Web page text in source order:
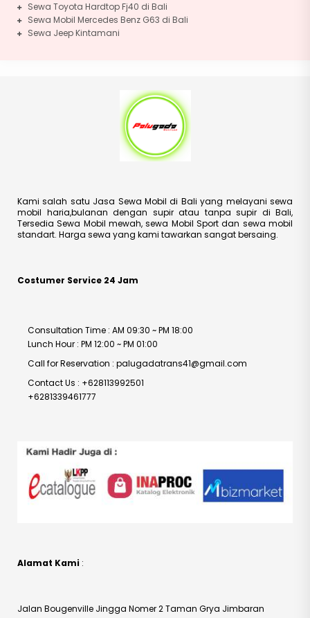
Sewa Toyota Hardtop Fj40 di Bali
Sewa Mobil Mercedes Benz G63 di Bali
Sewa Jeep Kintamani
Kami salah satu Jasa Sewa Mobil di Bali yang melayani sewa
mobil haria,bulanan dengan supir atau tanpa supir di Bali,
Tersedia Sewa Mobil mewah, sewa Mobil Sport dan sewa mobil
standart. Harga sewa yang kami tawarkan sangat bersaing.
Costumer Service 24 Jam
Consultation Time : AM 09:30 ~ PM 18:00
Lunch Hour : PM 12:00 ~ PM 01:00
Call for Reservation : palugadatrans41@gmail.com
Contact Us : +628113992501
+6281339461777
Alamat Kami :
Jalan Bougenville Jingga Nomer 2 Taman Grya Jimbaran